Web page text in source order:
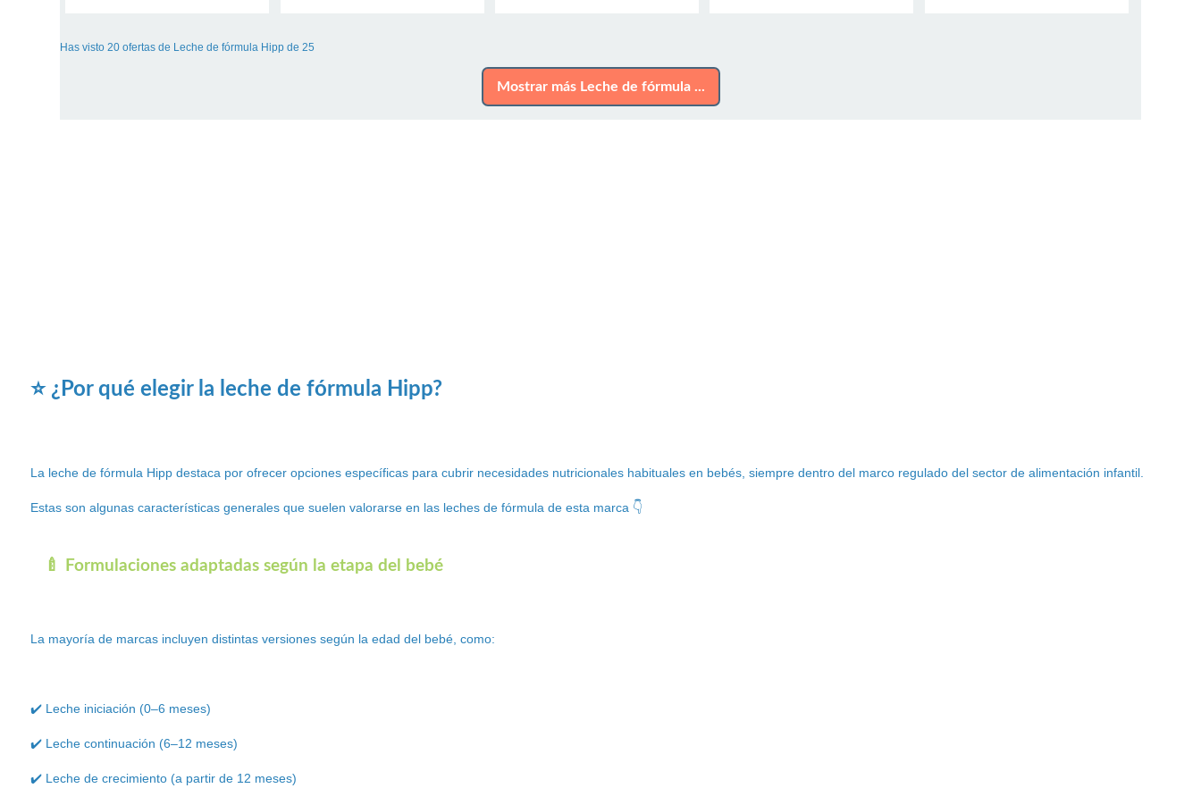
Has visto 20 ofertas de Leche de fórmula Hipp de 25
Mostrar más Leche de fórmula ...
⭐ ¿Por qué elegir la leche de fórmula Hipp?
La leche de fórmula Hipp destaca por ofrecer opciones específicas para cubrir necesidades nutricionales habituales en bebés, siempre dentro del marco regulado del sector de alimentación infantil.
Estas son algunas características generales que suelen valorarse en las leches de fórmula de esta marca 👇
🍼 Formulaciones adaptadas según la etapa del bebé
La mayoría de marcas incluyen distintas versiones según la edad del bebé, como:
✔️ Leche iniciación (0–6 meses)
✔️ Leche continuación (6–12 meses)
✔️ Leche de crecimiento (a partir de 12 meses)